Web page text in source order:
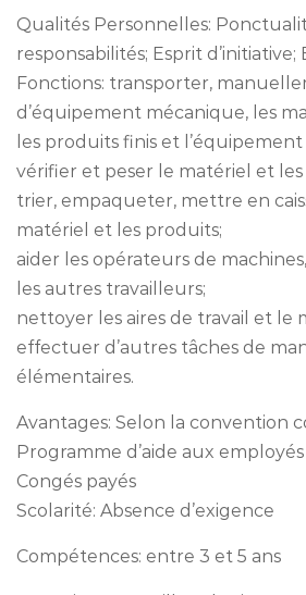
Qualités Personnelles:
responsabilités; Esprit d’initiative;
Fonctions: transporter,
d’équipement mécanique, les
les produits finis et l’équipement
vérifier et peser le matériel et
trier, empaqueter, mettre en
matériel et les produits;
aider les opérateurs de
les autres travailleurs;
nettoyer les aires de travail et le
effectuer d’autres tâches de
élémentaires.
Avantages: Selon la convention
Programme d’aide aux employés
Congés payés
Scolarité: Absence d’exigence
Compétences: entre 3 et 5 ans